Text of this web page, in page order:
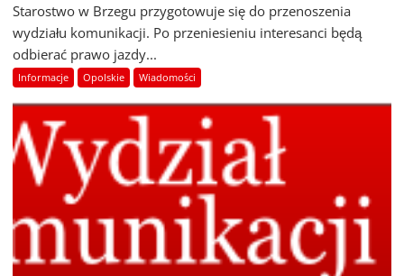
Starostwo w Brzegu przygotowuje się do przenoszenia
wydziału komunikacji. Po przeniesieniu interesanci będą
odbierać prawo jazdy...
Informacje Opolskie Wiadomości